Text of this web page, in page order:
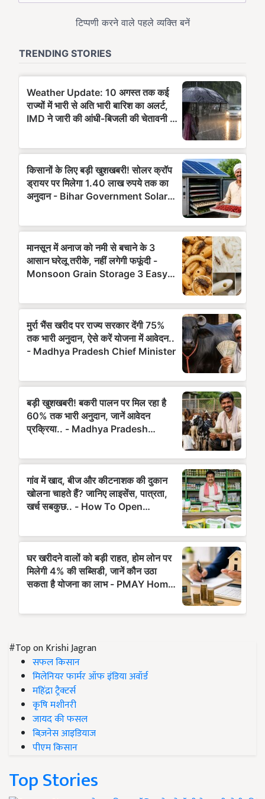
#Top on Krishi Jagran
सफल किसान
मिलेनियर फार्मर ऑफ इंडिया अवॉर्ड
महिंद्रा ट्रैक्टर्स
कृषि मशीनरी
जायद की फसल
बिज़नेस आइडियाज
पीएम किसान
Top Stories